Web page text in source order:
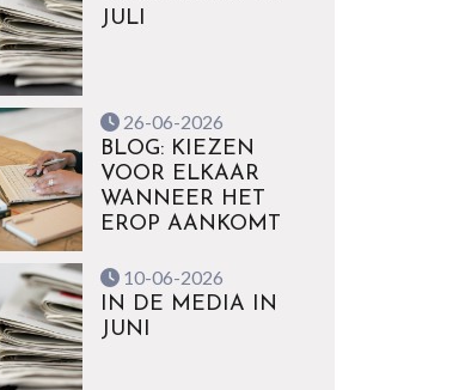
JULI
26-06-2026
BLOG: KIEZEN
VOOR ELKAAR
WANNEER HET
EROP AANKOMT
10-06-2026
IN DE MEDIA IN
JUNI